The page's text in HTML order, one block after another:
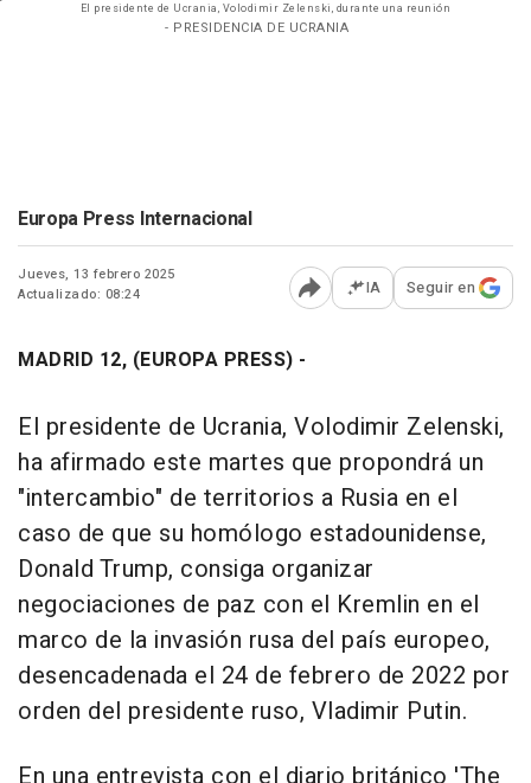
El presidente de Ucrania, Volodimir Zelenski, durante una reunión
- PRESIDENCIA DE UCRANIA
Europa Press Internacional
Jueves, 13 febrero 2025
Actualizado: 08:24
Abrir opciones para
IA Seguir en
MADRID 12, (EUROPA PRESS) -
El presidente de Ucrania, Volodimir Zelenski,
ha afirmado este martes que propondrá un
"intercambio" de territorios a Rusia en el
caso de que su homólogo estadounidense,
Donald Trump, consiga organizar
negociaciones de paz con el Kremlin en el
marco de la invasión rusa del país europeo,
desencadenada el 24 de febrero de 2022 por
orden del presidente ruso, Vladimir Putin.